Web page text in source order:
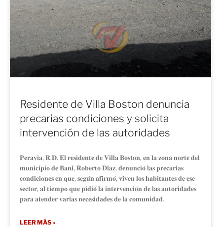
Residente de Villa Boston denuncia
precarias condiciones y solicita
intervención de las autoridades
𝐏𝐞𝐫𝐚𝐯𝐢𝐚, 𝐑.𝐃. 𝐄𝐥 𝐫𝐞𝐬𝐢𝐝𝐞𝐧𝐭𝐞 𝐝𝐞 𝐕𝐢𝐥𝐥𝐚 𝐁𝐨𝐬𝐭𝐨𝐧, 𝐞𝐧 𝐥𝐚 𝐳𝐨𝐧𝐚 𝐧𝐨𝐫𝐭𝐞 𝐝𝐞𝐥
𝐦𝐮𝐧𝐢𝐜𝐢𝐩𝐢𝐨 𝐝𝐞 𝐁𝐚𝐧𝐢́, 𝐑𝐨𝐛𝐞𝐫𝐭𝐨 𝐃𝐢́𝐚𝐳, 𝐝𝐞𝐧𝐮𝐧𝐜𝐢𝐨́ 𝐥𝐚𝐬 𝐩𝐫𝐞𝐜𝐚𝐫𝐢𝐚𝐬
𝐜𝐨𝐧𝐝𝐢𝐜𝐢𝐨𝐧𝐞𝐬 𝐞𝐧 𝐪𝐮𝐞, 𝐬𝐞𝐠𝐮́𝐧 𝐚𝐟𝐢𝐫𝐦𝐨́, 𝐯𝐢𝐯𝐞𝐧 𝐥𝐨𝐬 𝐡𝐚𝐛𝐢𝐭𝐚𝐧𝐭𝐞𝐬 𝐝𝐞 𝐞𝐬𝐞
𝐬𝐞𝐜𝐭𝐨𝐫, 𝐚𝐥 𝐭𝐢𝐞𝐦𝐩𝐨 𝐪𝐮𝐞 𝐩𝐢𝐝𝐢𝐨́ 𝐥𝐚 𝐢𝐧𝐭𝐞𝐫𝐯𝐞𝐧𝐜𝐢𝐨́𝐧 𝐝𝐞 𝐥𝐚𝐬 𝐚𝐮𝐭𝐨𝐫𝐢𝐝𝐚𝐝𝐞𝐬
𝐩𝐚𝐫𝐚 𝐚𝐭𝐞𝐧𝐝𝐞𝐫 𝐯𝐚𝐫𝐢𝐚𝐬 𝐧𝐞𝐜𝐞𝐬𝐢𝐝𝐚𝐝𝐞𝐬 𝐝𝐞 𝐥𝐚 𝐜𝐨𝐦𝐮𝐧𝐢𝐝𝐚𝐝.
LEER MÁS »